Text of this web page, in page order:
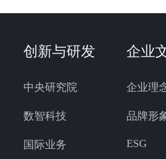
创新与研发
中央研究院
数智科技
国际业务
企业
企业理
品牌形
ESG